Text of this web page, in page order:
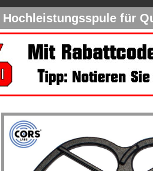
Hochleistungsspule für